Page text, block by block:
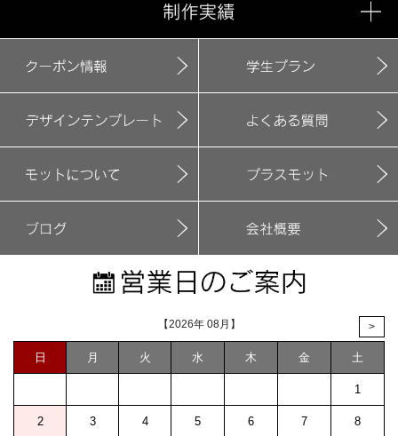
【2026年 08月】 >
日 月 火 水 木 金 土
1
2 3 4 5 6 7 8